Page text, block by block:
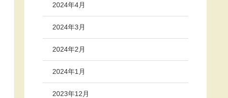
2024年4月
2024年3月
2024年2月
2024年1月
2023年12月